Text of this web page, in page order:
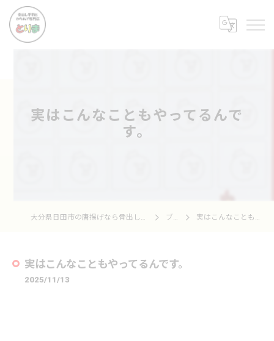
実はこんなこともやってるんで
す。
大分県日田市の唐揚げなら骨出し手羽とからあげ専門店 とりま ブログ 実はこんなこともやってるんです。
実はこんなこともやってるんです。
2025/11/13